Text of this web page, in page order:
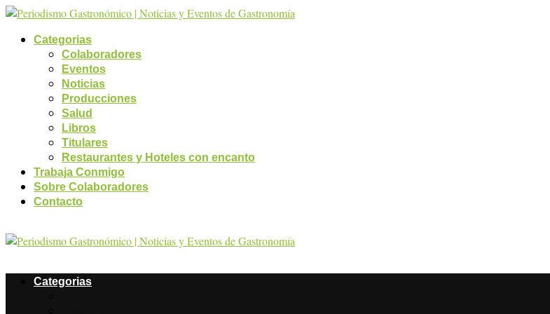
Categorias
Colaboradores
Eventos
Noticias
Producciones
Salud
Libros
Titulares
Restaurantes y Hoteles con encanto
Trabaja Conmigo
Sobre Colaboradores
Contacto
Categorias